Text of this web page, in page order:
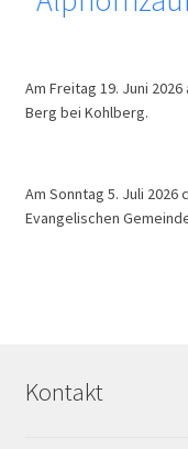
Am Freitag 19. Juni
Berg bei Kohlberg.
Am Sonntag 5. Juli 2026
Evangelischen
Kontakt